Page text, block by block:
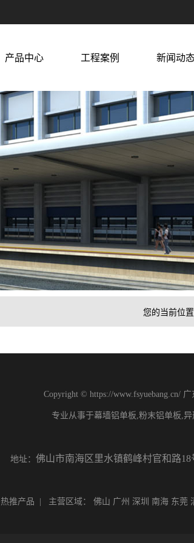
产品中心 工程案例 新闻动
您的当前位置
Copyright © https://www.fsyuebang.cn/
专业从事于幕墙铝单板,粉末铝单板,
地址： 佛山市南海区里水镇鹤峰村官和路18
热推产品 | 主营区域： 佛山 广州 深圳 南海 东莞